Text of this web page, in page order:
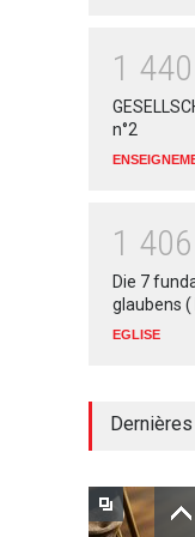
1 440
n°2
1 406
Die 7
glaubens
EGLISE